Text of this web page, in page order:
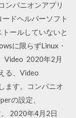
ンパニオンアプリ
ドヘルパーソフト
ールしていないと
に限らずLinux・
Video 2020年2月
る、Video
ます。コンパニオ
の設定、
2020年4月2日